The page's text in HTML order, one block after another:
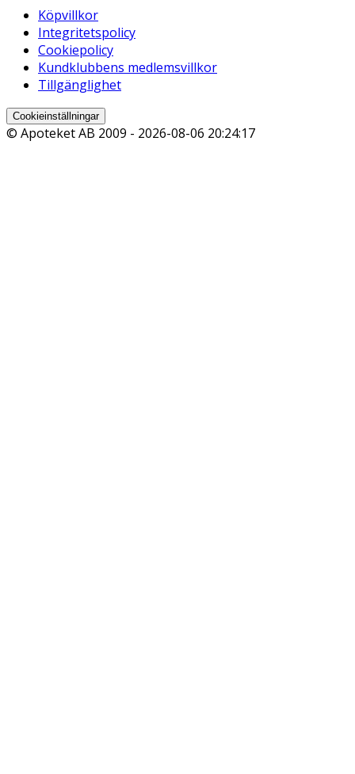
Köpvillkor
Integritetspolicy
Cookiepolicy
Kundklubbens medlemsvillkor
Tillgänglighet
Cookieinställningar
© Apoteket AB 2009 - 2026-08-06 20:24:17